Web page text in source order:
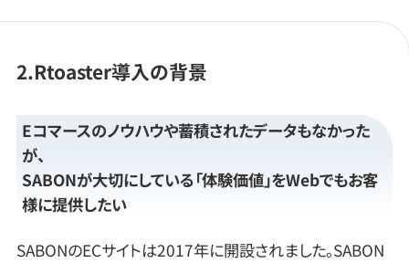
2.Rtoaster導入の背景
Eコマースのノウハウや蓄積されたデータもなかった
が、
SABONが大切にしている「体験価値」をWebでもお客
様に提供したい
SABONのECサイトは2017年に開設されました。SABON